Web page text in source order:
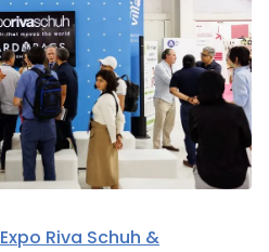
Expo Riva Schuh &